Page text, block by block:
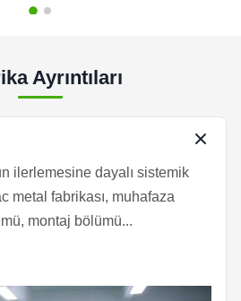
Ayrıntıları
ilerlemesine dayalı sistemik
metal fabrikası, muhafaza
montaj bölümü...